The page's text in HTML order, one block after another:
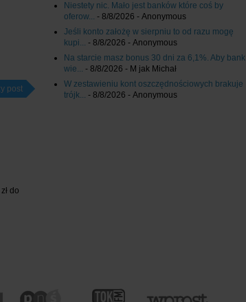
post
do
Niestety nic. Mało jest banków które coś by
oferow... - 8/8/2026 - Anonymous
Jeśli konto założę w sierpniu to od razu mogę
kupi... - 8/8/2026 - Anonymous
Na starcie masz bonus 30 dni za 6,1%. Aby bank
wie... - 8/8/2026 - M jak Michał
W zestawieniu kont oszczędnościowych brakuje
trójk... - 8/8/2026 - Anonymous